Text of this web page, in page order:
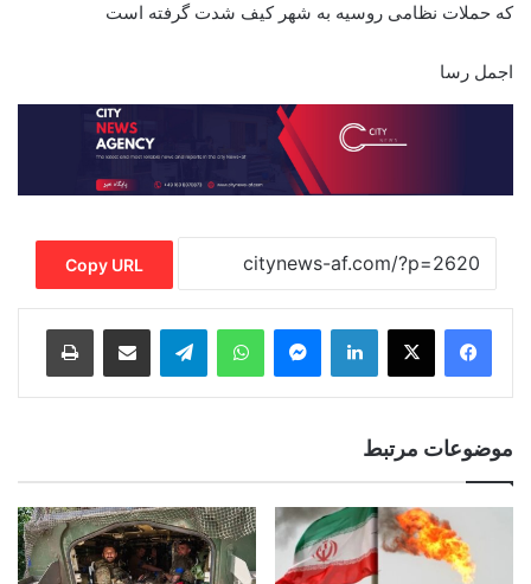
که حملات نظامی روسیه به شهر کیف شدت گرفته است
اجمل رسا
Copy URL
LinkedIn
Messenger
WhatsApp
Telegram
Share via Email
Print
موضوعات مرتبط